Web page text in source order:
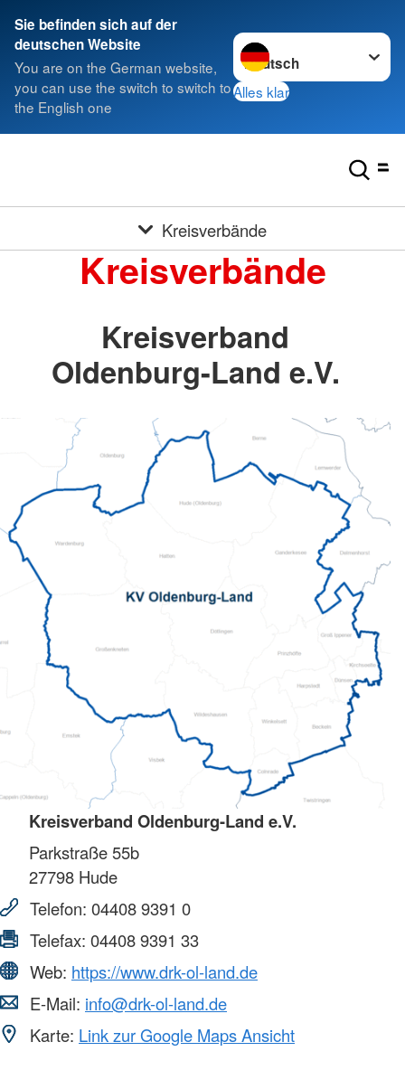
Sie befinden sich auf der
deutschen Website
You are on the German website,
you can use the switch to switch to
the English one
Sprache wechseln zu
Alles klar
Kreisverbände
Kreisverbände
Kreisverband
Oldenburg-Land e.V.
Kreisverband Oldenburg-Land e.V.
Parkstraße 55b
27798 Hude
Telefon: 04408 9391 0
Telefax: 04408 9391 33
Web: https://www.drk-ol-land.de
E-Mail: info@drk-ol-land.de
Karte: Link zur Google Maps Ansicht